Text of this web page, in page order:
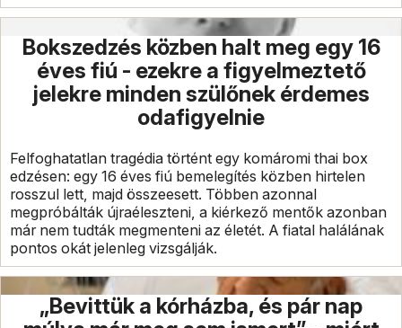
Bokszedzés közben halt meg egy 16
éves fiú - ezekre a figyelmeztető
jelekre minden szülőnek érdemes
odafigyelnie
Felfoghatatlan tragédia történt egy komáromi thai box
edzésen: egy 16 éves fiú bemelegítés közben hirtelen
rosszul lett, majd összeesett. Többen azonnal
megpróbálták újraéleszteni, a kiérkező mentők azonban
már nem tudták megmenteni az életét. A fiatal halálának
pontos okát jelenleg vizsgálják.
„Bevittük a kórházba, és pár nap